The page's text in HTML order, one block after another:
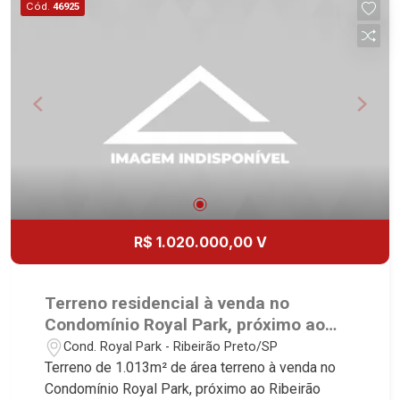
Canadá, Torino, Città di Positano, San Diego,
da Boa Vista | Ribeirão Preto.
Cód. 46925
R$ 1.020.000,00 V
Terreno residencial à venda no
Condomínio Royal Park, próximo ao
Ribeirão Shopping - Ribeirão Preto/SP.
Cond. Royal Park - Ribeirão Preto/SP
Terreno de 1.013m² de área terreno à venda no
Condomínio Royal Park, próximo ao Ribeirão